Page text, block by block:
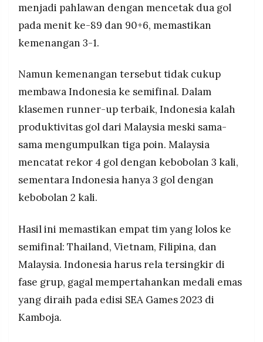
menjadi pahlawan dengan mencetak dua gol
pada menit ke-89 dan 90+6, memastikan
kemenangan 3-1.
Namun kemenangan tersebut tidak cukup
membawa Indonesia ke semifinal. Dalam
klasemen runner-up terbaik, Indonesia kalah
produktivitas gol dari Malaysia meski sama-
sama mengumpulkan tiga poin. Malaysia
mencatat rekor 4 gol dengan kebobolan 3 kali,
sementara Indonesia hanya 3 gol dengan
kebobolan 2 kali.
Hasil ini memastikan empat tim yang lolos ke
semifinal: Thailand, Vietnam, Filipina, dan
Malaysia. Indonesia harus rela tersingkir di
fase grup, gagal mempertahankan medali emas
yang diraih pada edisi SEA Games 2023 di
Kamboja.